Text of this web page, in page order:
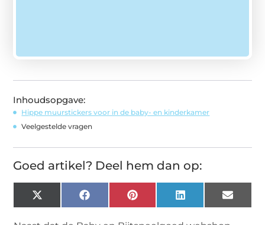
Inhoudsopgave:
Hippe muurstickers voor in de baby- en kinderkamer
Veelgestelde vragen
Goed artikel? Deel hem dan op:
X
(Twitter)
FacebookPinterest LinkedIn Email